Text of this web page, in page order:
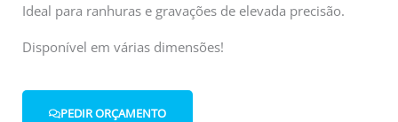
Ideal para ranhuras e gravações de elevada precisão.
Disponível em várias dimensões!
PEDIR ORÇAMENTO